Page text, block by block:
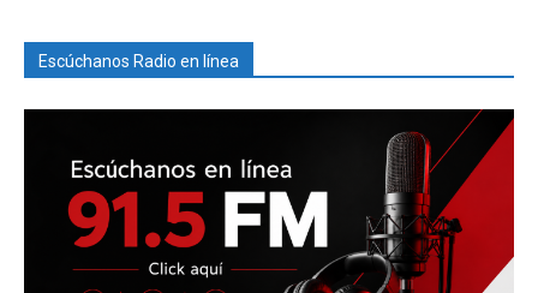
Escúchanos Radio en línea